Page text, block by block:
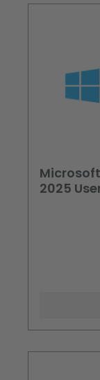
Microsoft
2025